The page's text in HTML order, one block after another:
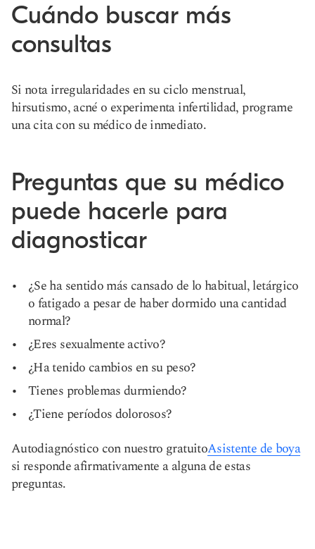
Cuándo buscar más
consultas
Si nota irregularidades en su ciclo menstrual,
hirsutismo, acné o experimenta infertilidad, programe
una cita con su médico de inmediato.
Preguntas que su médico
puede hacerle para
diagnosticar
¿Se ha sentido más cansado de lo habitual, letárgico
o fatigado a pesar de haber dormido una cantidad
normal?
¿Eres sexualmente activo?
¿Ha tenido cambios en su peso?
Tienes problemas durmiendo?
¿Tiene períodos dolorosos?
Autodiagnóstico con nuestro gratuitoAsistente de boya
si responde afirmativamente a alguna de estas
preguntas.